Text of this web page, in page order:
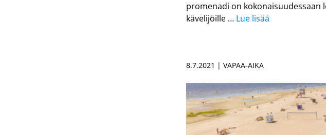
promenadi on kokonaisuudessaan
kävelijöille … Lue lisää
8.7.2021 | VAPAA-AIKA